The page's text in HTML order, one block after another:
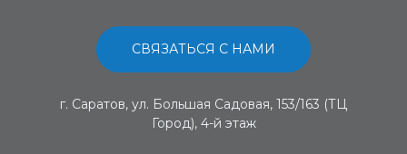
СВЯЗАТЬСЯ С НАМИ
г. Саратов, ул. Большая Садовая, 153/163 (ТЦ
Город), 4-й этаж